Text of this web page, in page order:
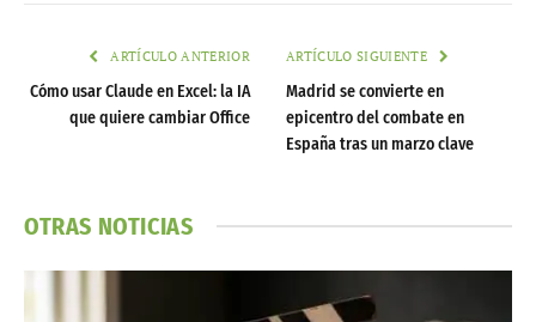
ARTÍCULO ANTERIOR
Cómo usar Claude en Excel: la IA
que quiere cambiar Office
ARTÍCULO SIGUIENTE
Madrid se convierte en
epicentro del combate en
España tras un marzo clave
OTRAS NOTICIAS